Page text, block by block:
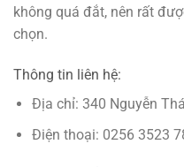
không quá đắt, nên rất
chọn.
Thông tin liên hệ:
Địa chỉ: 340 Nguyễn
Điện thoại: 0256 3523